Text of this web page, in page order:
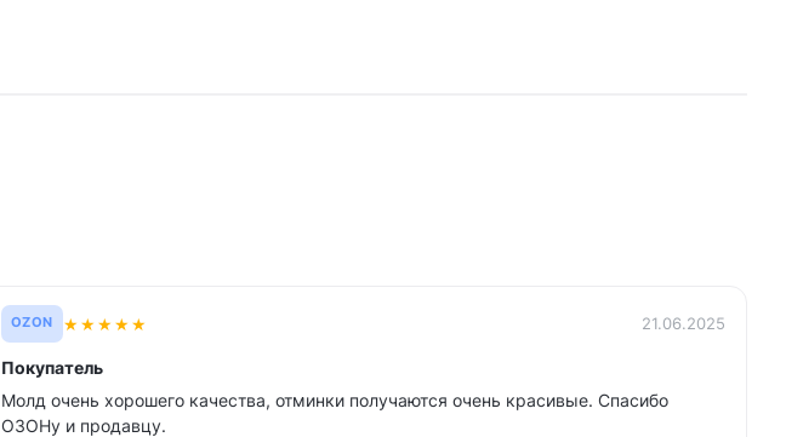
OZON ★★★★★ 21.06.2025
Покупатель
Молд очень хорошего качества, отминки получаются очень красивые. Спасибо
ОЗОНу и продавцу.